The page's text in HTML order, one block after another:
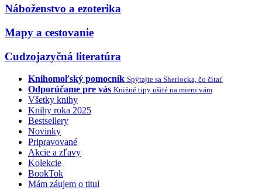
Náboženstvo a ezoterika
Mapy a cestovanie
Cudzojazyčná literatúra
Knihomoľský pomocník Spýtajte sa Sherlocka, čo čítať
Odporúčame pre vás Knižné tipy ušité na mieru vám
Všetky knihy
Knihy roka 2025
Bestsellery
Novinky
Pripravované
Akcie a zľavy
Kolekcie
BookTok
Mám záujem o titul